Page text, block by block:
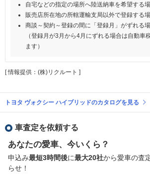
自宅などの指定の場所へ陸送納車を希望する
販売店所在地の所轄運輸支局以外で登録する
商談～契約～登録の間に「登録月」がずれる
（登録月が3月から4月にずれる場合は自動車
ます）
[ 情報提供：(株)リクルート ]
トヨタ ヴォクシー ハイブリッドのカタログを見る
車査定を依頼する
あなたの愛車、今いくら？
申込み最短3時間後に最大20社から愛車の査
らせ！